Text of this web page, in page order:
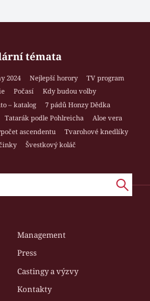
témata
2024 Nejlepší horory
TV program
Počasí
Kdy budou volby
– katalog
7 pádů Honzy Dědka
Tatarák podle Pohlreicha
Aloe vera
ascendentu
Tvarohové knedlíky
Švestkový koláč
Management
Press
Castingy a výzvy
Kontakty